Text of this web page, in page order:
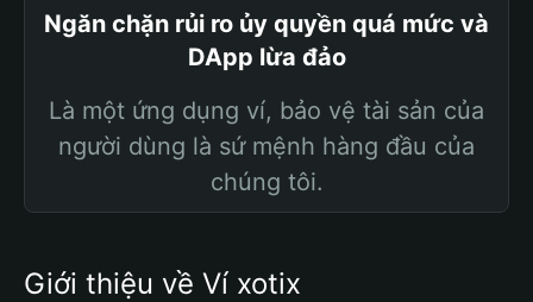
Ngăn chặn rủi ro ủy quyền quá mức và
DApp lừa đảo
Là một ứng dụng ví, bảo vệ tài sản của
người dùng là sứ mệnh hàng đầu của
chúng tôi.
Giới thiệu về Ví xotix